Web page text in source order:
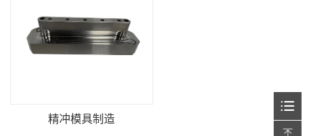
精冲模具制造